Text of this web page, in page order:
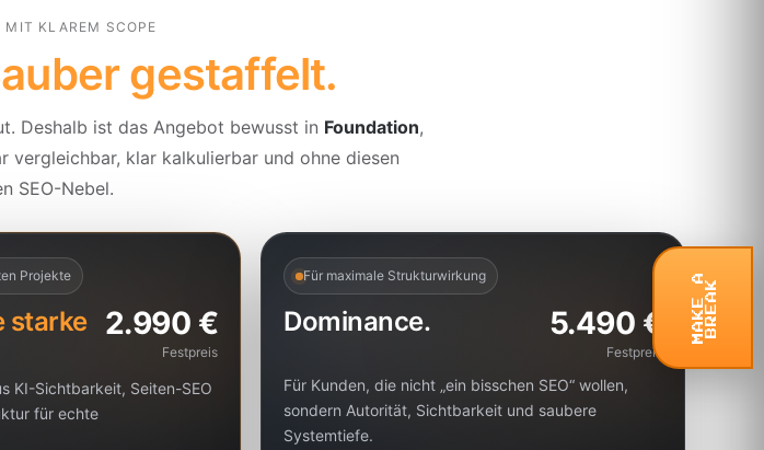
MIT KLAREM SCOPE
gestaffelt.
Deshalb ist das Angebot bewusst in Foundation,
vergleichbar, klar kalkulierbar und ohne diesen
SEO-Nebel.
Projekte
starke 2.990 €
Festpreis
KI-Sichtbarkeit, Seiten-SEO
für echte
Für maximale Strukturwirkung
Dominance. 5.490 €
Festpreis
Für Kunden, die nicht „ein bisschen SEO“ wollen,
sondern Autorität, Sichtbarkeit und saubere
Systemtiefe.
M
A
K
E
A
B
R
E
AK